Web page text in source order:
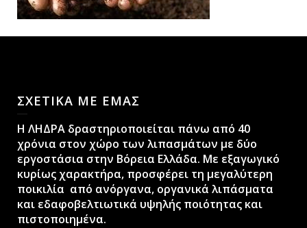
ΣΧΕΤΙΚΑ ΜΕ ΕΜΑΣ
H ΛΗΔΡΑ δραστηριοποιείται πάνω από 40
χρόνια στον χώρο των λιπασμάτων με δύο
εργοστάσια στην Βόρεια Ελλάδα. Με εξαγωγικό
κυρίως χαρακτήρα, προσφέρει τη μεγαλύτερη
ποικιλία από ανόργανα, οργανικά λιπάσματα
και εδαφοβελτιωτικά υψηλής ποιότητας και
πιστοποιημένα.